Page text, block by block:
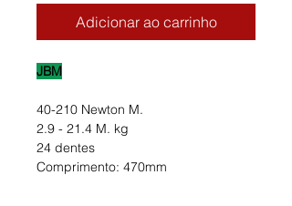
Adicionar ao carrinho
JBM
40-210 Newton M.
2.9 - 21.4 M. kg
24 dentes
Comprimento: 470mm